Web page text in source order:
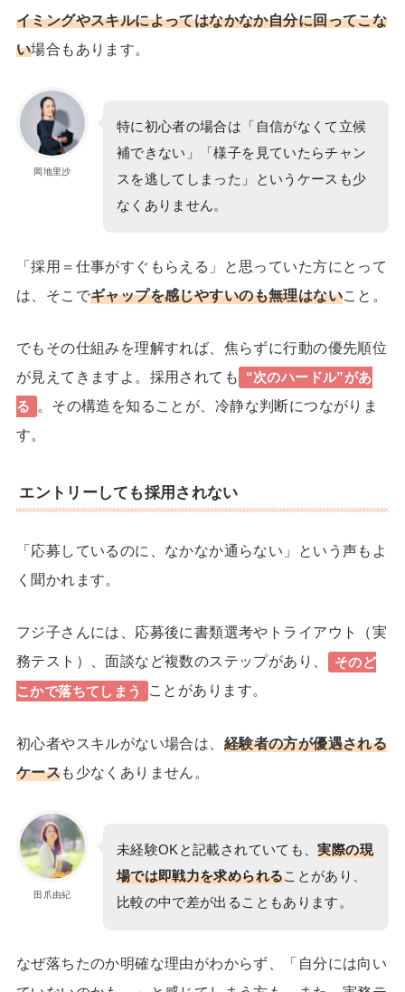
イミングやスキルによってはなかなか自分に回ってこな
い場合もあります。
岡地里沙
特に初心者の場合は「自信がなくて立候
補できない」「様子を見ていたらチャン
スを逃してしまった」というケースも少
なくありません。
「採用＝仕事がすぐもらえる」と思っていた方にとって
は、そこでギャップを感じやすいのも無理はないこと。
でもその仕組みを理解すれば、焦らずに行動の優先順位
が見えてきますよ。採用されても
“次のハードル”があ
る
。その構造を知ることが、冷静な判断につながりま
す。
エントリーしても採用されない
「応募しているのに、なかなか通らない」という声もよ
く聞かれます。
フジ子さんには、 応募後に書類選考やトライアウト（実
務テスト）、面談など複数のステップがあり、
そのど
こかで落ちてしまう
ことがあります。
初心者やスキルがない場合は、 経験者の方が優遇される
ケースも少なくありません。
田爪由紀
未経験OKと記載されていても、実際の現
場では即戦力を求められることがあり、
比較の中で差が出ることもあります。
なぜ落ちたのか明確な理由がわからず、「自分には向い